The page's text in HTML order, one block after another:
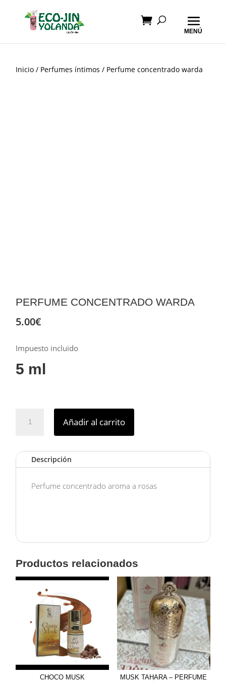
Inicio / Perfumes íntimos / Perfume concentrado warda
PERFUME CONCENTRADO WARDA
5.00€
Impuesto incluido
5 ml
concentrado
Añadir al carrito
Descripción
Perfume concentrado aroma a rosas
Productos relacionados
CHOCO MUSK
MUSK TAHARA – PERFUME